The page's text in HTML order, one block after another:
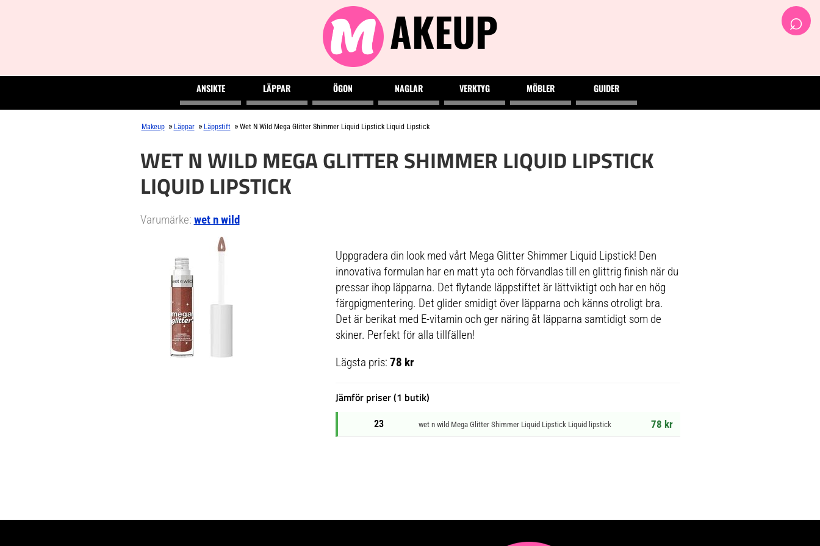
AKEUP ⌕
ANSIKTE LÄPPAR ÖGON NAGLAR VERKTYG MÖBLER GUIDER
Makeup » Läppar » Läppstift » Wet N Wild Mega Glitter Shimmer Liquid Lipstick Liquid Lipstick
WET N WILD MEGA GLITTER SHIMMER LIQUID LIPSTICK
LIQUID LIPSTICK
Varumärke: wet n wild
Uppgradera din look med vårt Mega Glitter Shimmer Liquid Lipstick! Den
innovativa formulan har en matt yta och förvandlas till en glittrig finish när du
pressar ihop läpparna. Det flytande läppstiftet är lättviktigt och har en hög
färgpigmentering. Det glider smidigt över läpparna och känns otroligt bra.
Det är berikat med E-vitamin och ger näring åt läpparna samtidigt som de
skiner. Perfekt för alla tillfällen!
Lägsta pris: 78 kr
Jämför priser (1 butik)
23 wet n wild Mega Glitter Shimmer Liquid Lipstick Liquid lipstick 78 kr